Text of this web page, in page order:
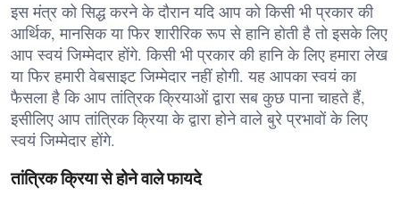
इस मंत्र को सिद्ध करने के दौरान यदि आप को किसी भी प्रकार की
आर्थिक, मानसिक या फिर शारीरिक रूप से हानि होती है तो इसके लिए
आप स्वयं जिम्मेदार होंगे. किसी भी प्रकार की हानि के लिए हमारा लेख
या फिर हमारी वेबसाइट जिम्मेदार नहीं होगी. यह आपका स्वयं का
फैसला है कि आप तांत्रिक क्रियाओं द्वारा सब कुछ पाना चाहते हैं,
इसीलिए आप तांत्रिक क्रिया के द्वारा होने वाले बुरे प्रभावों के लिए
स्वयं जिम्मेदार होंगे.
तांत्रिक क्रिया से होने वाले फायदे